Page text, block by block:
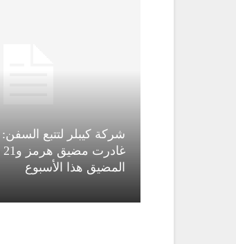
المضيق هذا الأسبوع